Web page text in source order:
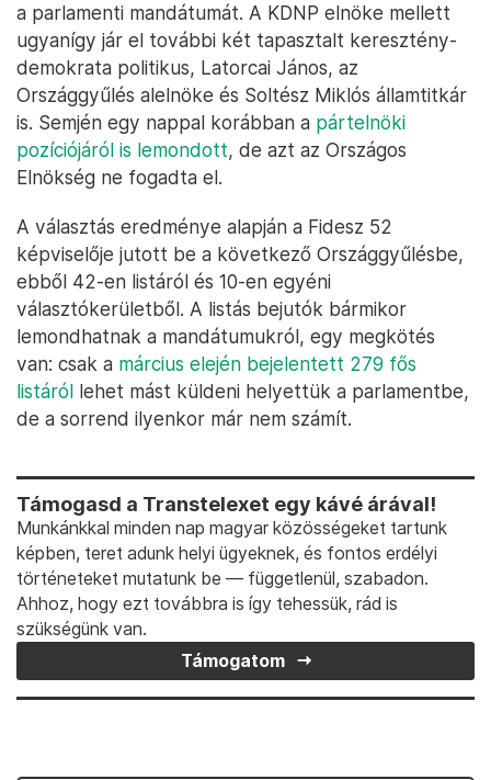
a parlamenti mandátumát. A KDNP elnöke mellett
ugyanígy jár el további két tapasztalt keresztény-
demokrata politikus, Latorcai János, az
Országgyűlés alelnöke és Soltész Miklós államtitkár
is. Semjén egy nappal korábban a pártelnöki
pozíciójáról is lemondott, de azt az Országos
Elnökség ne fogadta el.
A választás eredménye alapján a Fidesz 52
képviselője jutott be a következő Országgyűlésbe,
ebből 42-en listáról és 10-en egyéni
választókerületből. A listás bejutók bármikor
lemondhatnak a mandátumukról, egy megkötés
van: csak a március elején bejelentett 279 fős
listáról lehet mást küldeni helyettük a parlamentbe,
de a sorrend ilyenkor már nem számít.
Támogasd a Transtelexet egy kávé árával!
Munkánkkal minden nap magyar közösségeket tartunk
képben, teret adunk helyi ügyeknek, és fontos erdélyi
történeteket mutatunk be — függetlenül, szabadon.
Ahhoz, hogy ezt továbbra is így tehessük, rád is
szükségünk van.
Támogatom